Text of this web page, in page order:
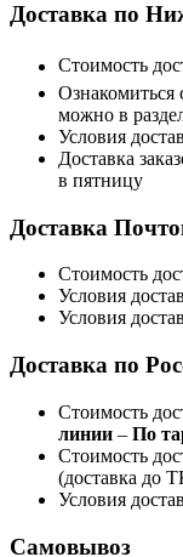
Доставка по
Стоимость
Ознакомиться
можно в
Условия
Доставка
в пятницу
Доставка
Стоимость
Условия
Условия
Доставка по
Стоимость
линии – По
Стоимость
(доставка до
Условия
Самовывоз